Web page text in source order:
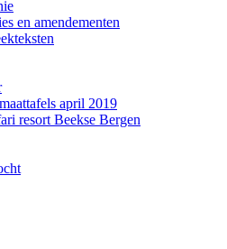
en amendementen
april 2019
resort Beekse Bergen